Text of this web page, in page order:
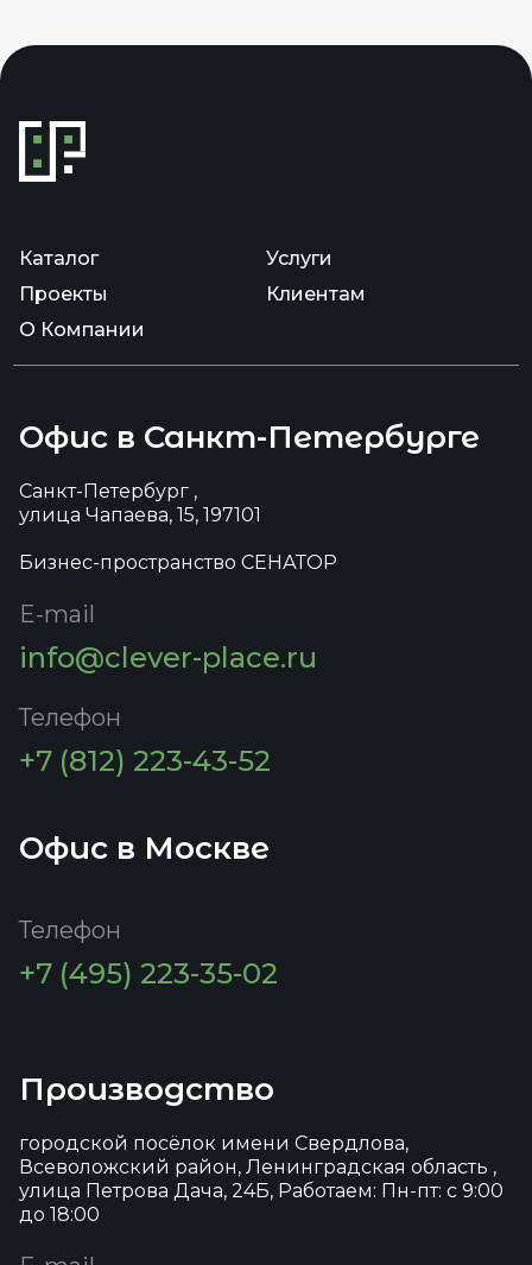
Каталог
Услуги
Проекты
Клиентам
О Компании
Офис в Санкт-Петербурге
Санкт-Петербург ,
улица Чапаева, 15, 197101
Бизнес-пространство СЕНАТОР
E-mail
info@clever-place.ru
Телефон
+7 (812) 223-43-52
Офис в Москве
Телефон
+7 (495) 223-35-02
Производство
городской посёлок имени Свердлова,
Всеволожский район, Ленинградская область ,
улица Петрова Дача, 24Б, Работаем: Пн-пт: с 9:00
до 18:00